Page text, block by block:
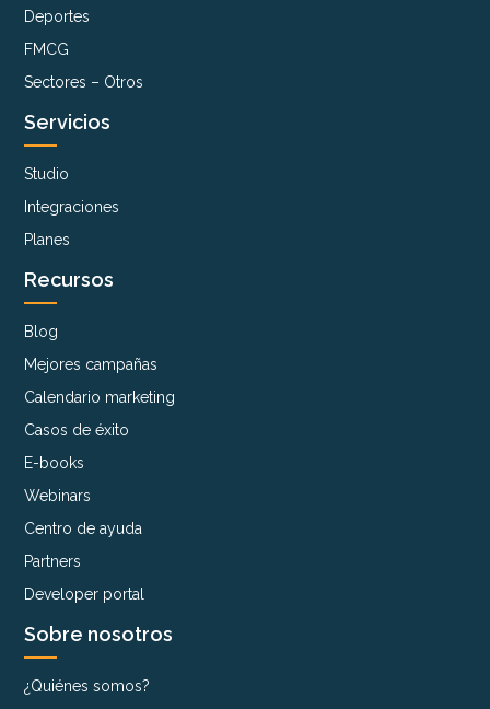
Deportes
FMCG
Sectores – Otros
Servicios
Studio
Integraciones
Planes
Recursos
Blog
Mejores campañas
Calendario marketing
Casos de éxito
E-books
Webinars
Centro de ayuda
Partners
Developer portal
Sobre nosotros
¿Quiénes somos?